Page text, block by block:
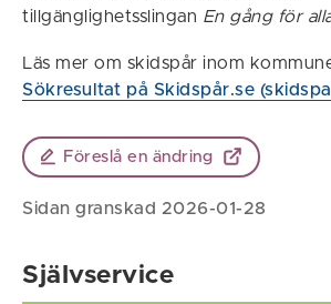
tillgänglighetsslingan En gång för
Läs mer om skidspår inom
Sökresultat på Skidspår.se
Föreslå en ändring
Sidan granskad 2026-01-28
Självservice